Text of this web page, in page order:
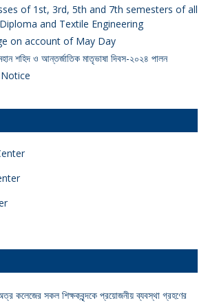
of 1st, 3rd, 5th and 7th semesters of all
and Textile Engineering
on account of May Day
শহিদ ও আন্তর্জাতিক মাতৃভাষা দিবস-২০২৪ পালন
কলেজের সকল শিক্ষকবৃন্দকে প্রয়োজনীয় ব্যবস্থা গ্রহণের